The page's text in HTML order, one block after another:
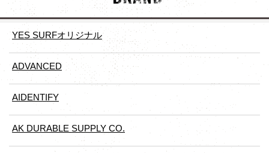
YES SURFオリジナル
ADVANCED
AIDENTIFY
AK DURABLE SUPPLY CO.